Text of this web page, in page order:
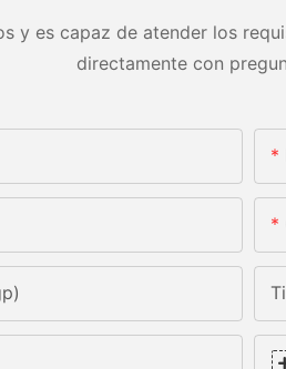
y es capaz de atender los
directamente con